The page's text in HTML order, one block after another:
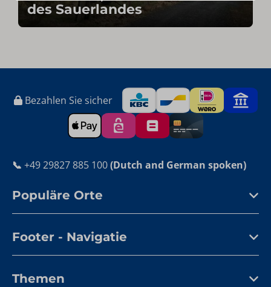
des Sauerlandes
Bezahlen Sie sicher
📞 +49 29827 885 100(Dutch and German spoken)
Populäre Orte
Footer - Navigatie
Themen